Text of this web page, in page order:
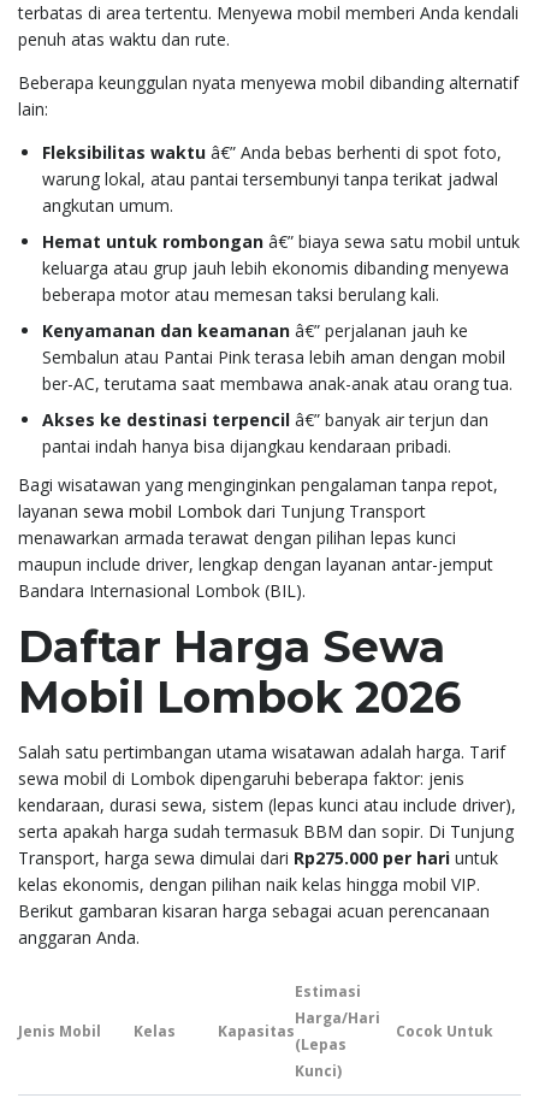
terbatas di area tertentu. Menyewa mobil memberi Anda kendali
penuh atas waktu dan rute.
Beberapa keunggulan nyata menyewa mobil dibanding alternatif
lain:
Fleksibilitas waktu â€” Anda bebas berhenti di spot foto,
warung lokal, atau pantai tersembunyi tanpa terikat jadwal
angkutan umum.
Hemat untuk rombongan â€” biaya sewa satu mobil untuk
keluarga atau grup jauh lebih ekonomis dibanding menyewa
beberapa motor atau memesan taksi berulang kali.
Kenyamanan dan keamanan â€” perjalanan jauh ke
Sembalun atau Pantai Pink terasa lebih aman dengan mobil
ber-AC, terutama saat membawa anak-anak atau orang tua.
Akses ke destinasi terpencil â€” banyak air terjun dan
pantai indah hanya bisa dijangkau kendaraan pribadi.
Bagi wisatawan yang menginginkan pengalaman tanpa repot,
layanan sewa mobil Lombok dari Tunjung Transport
menawarkan armada terawat dengan pilihan lepas kunci
maupun include driver, lengkap dengan layanan antar-jemput
Bandara Internasional Lombok (BIL).
Daftar Harga Sewa
Mobil Lombok 2026
Salah satu pertimbangan utama wisatawan adalah harga. Tarif
sewa mobil di Lombok dipengaruhi beberapa faktor: jenis
kendaraan, durasi sewa, sistem (lepas kunci atau include driver),
serta apakah harga sudah termasuk BBM dan sopir. Di Tunjung
Transport, harga sewa dimulai dari Rp275.000 per hari untuk
kelas ekonomis, dengan pilihan naik kelas hingga mobil VIP.
Berikut gambaran kisaran harga sebagai acuan perencanaan
anggaran Anda.
Jenis Mobil Kelas Kapasitas
Estimasi
Harga/Hari
(Lepas
Kunci)
Cocok Untuk